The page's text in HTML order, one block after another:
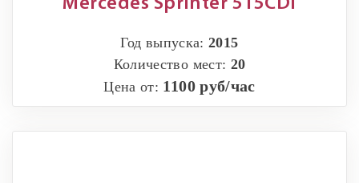
Mercedes Sprinter 515CDI
Год выпуска:2015
Количество мест: 20
Цена от: 1100 руб/час